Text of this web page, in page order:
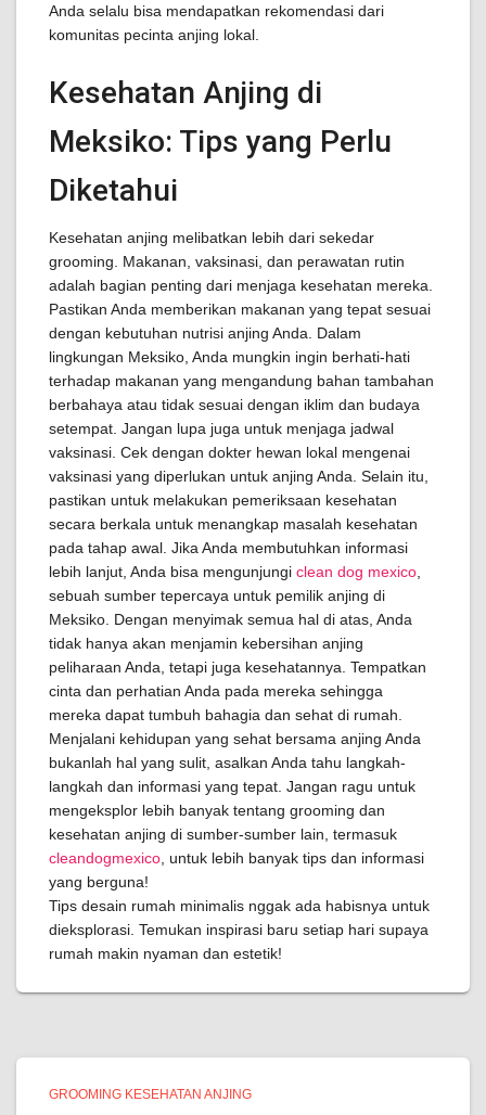
Anda selalu bisa mendapatkan rekomendasi dari
komunitas pecinta anjing lokal.
Kesehatan Anjing di
Meksiko: Tips yang Perlu
Diketahui
Kesehatan anjing melibatkan lebih dari sekedar
grooming. Makanan, vaksinasi, dan perawatan rutin
adalah bagian penting dari menjaga kesehatan mereka.
Pastikan Anda memberikan makanan yang tepat sesuai
dengan kebutuhan nutrisi anjing Anda. Dalam
lingkungan Meksiko, Anda mungkin ingin berhati-hati
terhadap makanan yang mengandung bahan tambahan
berbahaya atau tidak sesuai dengan iklim dan budaya
setempat. Jangan lupa juga untuk menjaga jadwal
vaksinasi. Cek dengan dokter hewan lokal mengenai
vaksinasi yang diperlukan untuk anjing Anda. Selain itu,
pastikan untuk melakukan pemeriksaan kesehatan
secara berkala untuk menangkap masalah kesehatan
pada tahap awal. Jika Anda membutuhkan informasi
lebih lanjut, Anda bisa mengunjungi clean dog mexico
sebuah sumber tepercaya untuk pemilik anjing di
Meksiko. Dengan menyimak semua hal di atas, Anda
tidak hanya akan menjamin kebersihan anjing
peliharaan Anda, tetapi juga kesehatannya. Tempatkan
cinta dan perhatian Anda pada mereka sehingga
mereka dapat tumbuh bahagia dan sehat di rumah.
Menjalani kehidupan yang sehat bersama anjing Anda
bukanlah hal yang sulit, asalkan Anda tahu langkah-
langkah dan informasi yang tepat. Jangan ragu untuk
mengeksplor lebih banyak tentang grooming dan
kesehatan anjing di sumber-sumber lain, termasuk
cleandogmexico , untuk lebih banyak tips dan informasi
yang berguna!
Tips desain rumah minimalis nggak ada habisnya untuk
dieksplorasi. Temukan inspirasi baru setiap hari supaya
rumah makin nyaman dan estetik!
GROOMING KESEHATAN ANJING